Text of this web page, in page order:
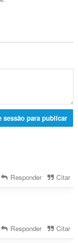
sessão para publicar
Responder Citar
Responder Citar